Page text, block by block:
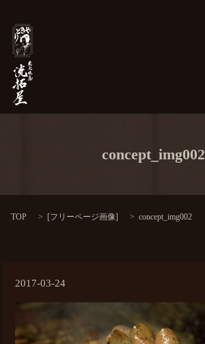
concept_img002
TOP [フリーページ画像] concept_img002
2017-03-24